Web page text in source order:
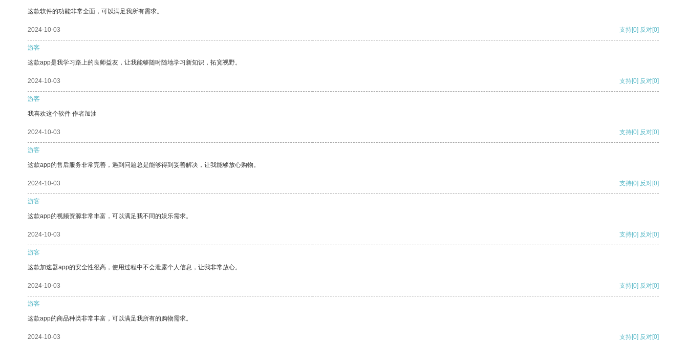
这款软件的功能非常全面，可以满足我所有需求。
2024-10-03 支持[0] 反对[0]
游客
这款app是我学习路上的良师益友，让我能够随时随地学习新知识，拓宽视野。
2024-10-03 支持[0] 反对[0]
游客
我喜欢这个软件 作者加油
2024-10-03 支持[0] 反对[0]
游客
这款app的售后服务非常完善，遇到问题总是能够得到妥善解决，让我能够放心购物。
2024-10-03 支持[0] 反对[0]
游客
这款app的视频资源非常丰富，可以满足我不同的娱乐需求。
2024-10-03 支持[0] 反对[0]
游客
这款加速器app的安全性很高，使用过程中不会泄露个人信息，让我非常放心。
2024-10-03 支持[0] 反对[0]
游客
这款app的商品种类非常丰富，可以满足我所有的购物需求。
2024-10-03 支持[0] 反对[0]